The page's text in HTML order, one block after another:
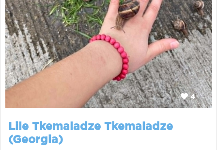
4
Lile Tkemaladze Tkemaladze
(Georgia)